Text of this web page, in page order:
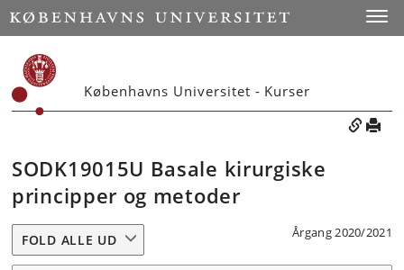
Københavns Universitet - Kurser
SODK19015U Basale kirurgiske
principper og metoder
Årgang 2020/2021
FOLD ALLE UD